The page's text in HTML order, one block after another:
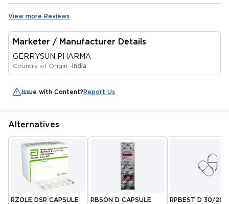
View more Reviews
Marketer / Manufacturer Details
GERRYSUN PHARMA
Country of Origin -India
Issue with Content?Report Us
Alternatives
RZOLE DSR CAPSULE
RBSON D CAPSULE
RPBEST D 30/